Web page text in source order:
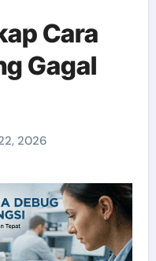
Cara
Gagal
2026